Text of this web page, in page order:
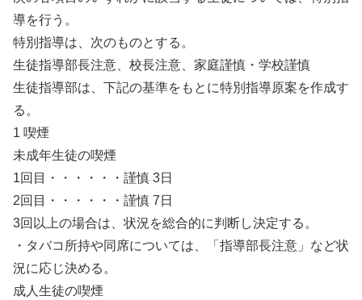
導を行う。
特別指導は、次のものとする。
生徒指導部長注意、校長注意、家庭謹慎・学校謹慎
生徒指導部は、下記の基準をもとに特別指導原案を作成す
る。
1 喫煙
未成年生徒の喫煙
1回目・・・・・・謹慎 3日
2回目・・・・・・謹慎 7日
3回以上の場合は、状況を総合的に判断し決定する。
・タバコ所持や同席については、「指導部長注意」など状
況に応じ決める。
成人生徒の喫煙